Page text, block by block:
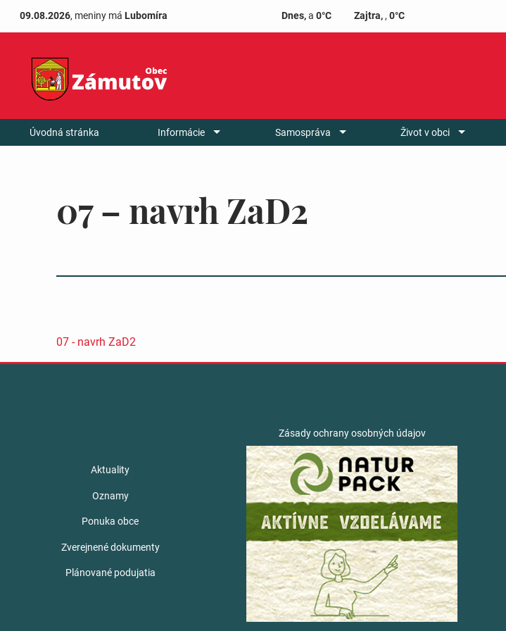
09.08.2026, meniny má Lubomíra Dnes, a 0°C Zajtra,, 0°C
Úvodná stránka Informácie Samospráva Život v obci
07 – navrh ZaD2
07 - navrh ZaD2
Aktuality
Oznamy
Ponuka obce
Zverejnené dokumenty
Plánované podujatia
Zásady ochrany osobných údajov